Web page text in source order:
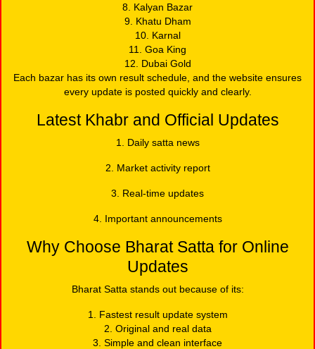
8. Kalyan Bazar
9. Khatu Dham
10. Karnal
11. Goa King
12. Dubai Gold
Each bazar has its own result schedule, and the website ensures
every update is posted quickly and clearly.
Latest Khabr and Official Updates
1. Daily satta news
2. Market activity report
3. Real-time updates
4. Important announcements
Why Choose Bharat Satta for Online
Updates
Bharat Satta stands out because of its:
1. Fastest result update system
2. Original and real data
3. Simple and clean interface